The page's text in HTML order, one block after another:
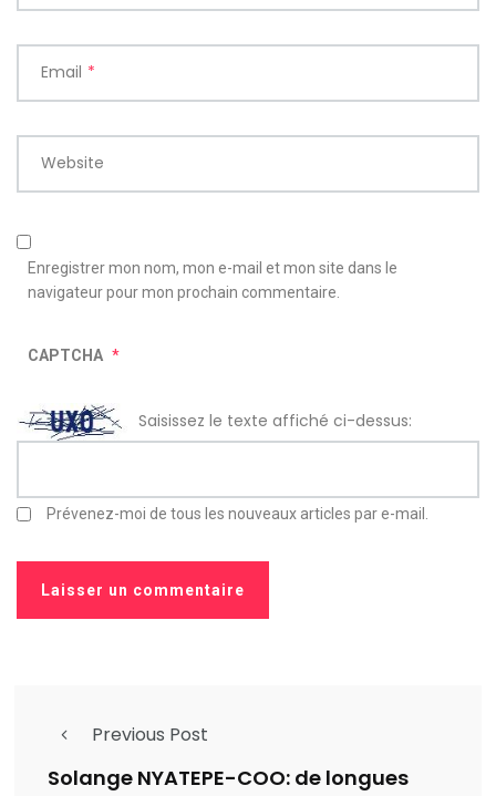
Email *
Website
Enregistrer mon nom, mon e-mail et mon site dans le
navigateur pour mon prochain commentaire.
CAPTCHA *
Saisissez le texte affiché ci-dessus:
Prévenez-moi de tous les nouveaux articles par e-mail.
Previous Post
Solange NYATEPE-COO: de longues